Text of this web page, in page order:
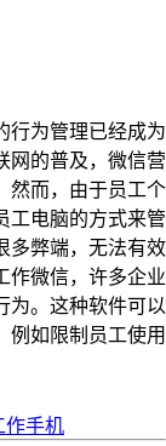
行为管理已经成为
网的普及，微信营
然而，由于员工个
工电脑的方式来管
多弊端，无法有效
作微信，许多企业
为。这种软件可以
例如限制员工使用
作手机